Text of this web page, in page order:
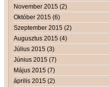
November 2015 (2)
Október 2015 (6)
Szeptember 2015 (2)
Augusztus 2015 (4)
Július 2015 (3)
Június 2015 (7)
Május 2015 (7)
április 2015 (2)